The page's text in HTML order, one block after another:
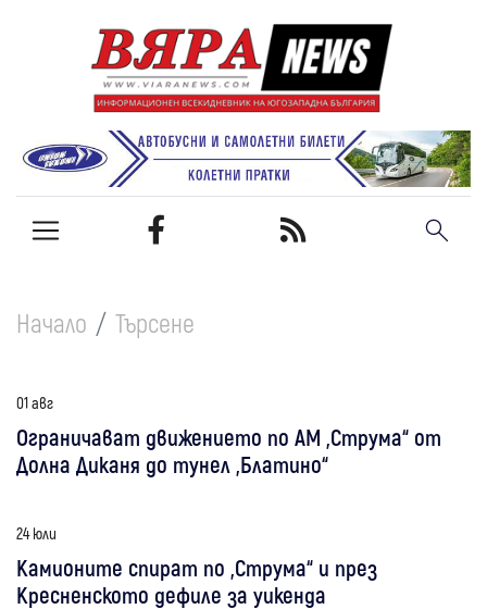
Начало Търсене
01 авг
Ограничават движението по АМ „Струма“ от
Долна Диканя до тунел „Блатино“
24 юли
Камионите спират по „Струма“ и през
Кресненското дефиле за уикенда